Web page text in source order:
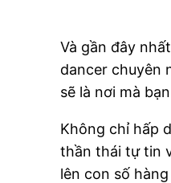
Và gần đây
dancer chuyên
sẽ là nơi mà
Không chỉ hấp
thần thái tự tin
lên con số